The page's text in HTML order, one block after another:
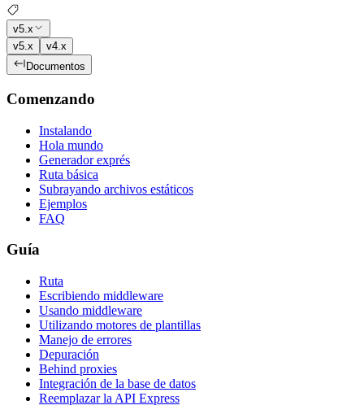
v5.x
v5.x
v4.x
Documentos
Comenzando
Instalando
Hola mundo
Generador exprés
Ruta básica
Subrayando archivos estáticos
Ejemplos
FAQ
Guía
Ruta
Escribiendo middleware
Usando middleware
Utilizando motores de plantillas
Manejo de errores
Depuración
Behind proxies
Integración de la base de datos
Reemplazar la API Express